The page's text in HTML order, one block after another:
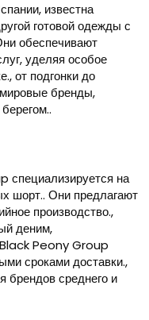
известна
готовой одежды с
обеспечивают
уделяя особое
от подгонки до
бренды,
специализируется на
шорт.. Они предлагают
производство.,
деним,
Black Peony Group
сроками доставки.,
брендов среднего и